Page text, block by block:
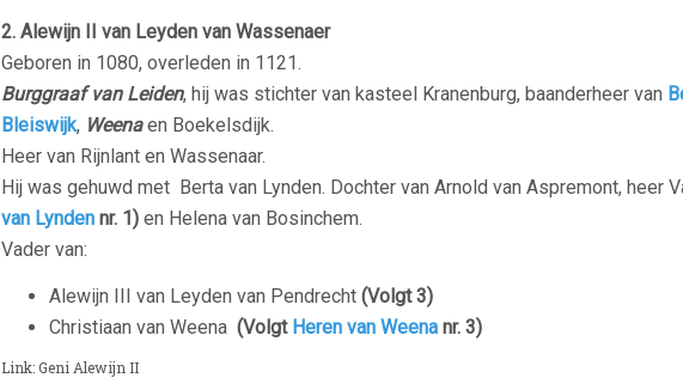
2. Alewijn II van Leyden van Wassenaer
Geboren in 1080, overleden in 1121.
Burggraaf van Leiden, hij was stichter van kasteel Kranenburg, baanderheer van
Bleiswijk, Weenaen Boekelsdijk.
Heer van Rijnlant en Wassenaar.
Hij was gehuwd met Berta van Lynden. Dochter van Arnold van Aspremont, heer
van Lynden nr. 1) en Helena van Bosinchem.
Vader van:
Alewijn III van Leyden van Pendrecht (Volgt 3)
Christiaan van Weena (Volgt Heren van Weena nr. 3)
Link: Geni Alewijn II